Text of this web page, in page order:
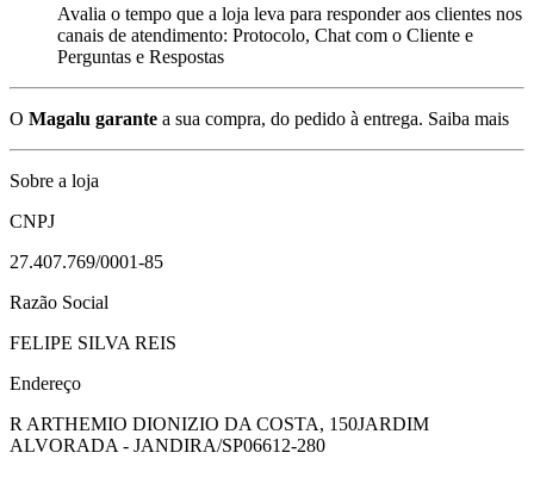
Avalia o tempo que a loja leva para responder aos clientes nos
canais de atendimento: Protocolo, Chat com o Cliente e
Perguntas e Respostas
O Magalu garante a sua compra, do pedido à entrega. Saiba mais
Sobre a loja
CNPJ
27.407.769/0001-85
Razão Social
FELIPE SILVA REIS
Endereço
R ARTHEMIO DIONIZIO DA COSTA, 150JARDIM
ALVORADA - JANDIRA/SP06612-280